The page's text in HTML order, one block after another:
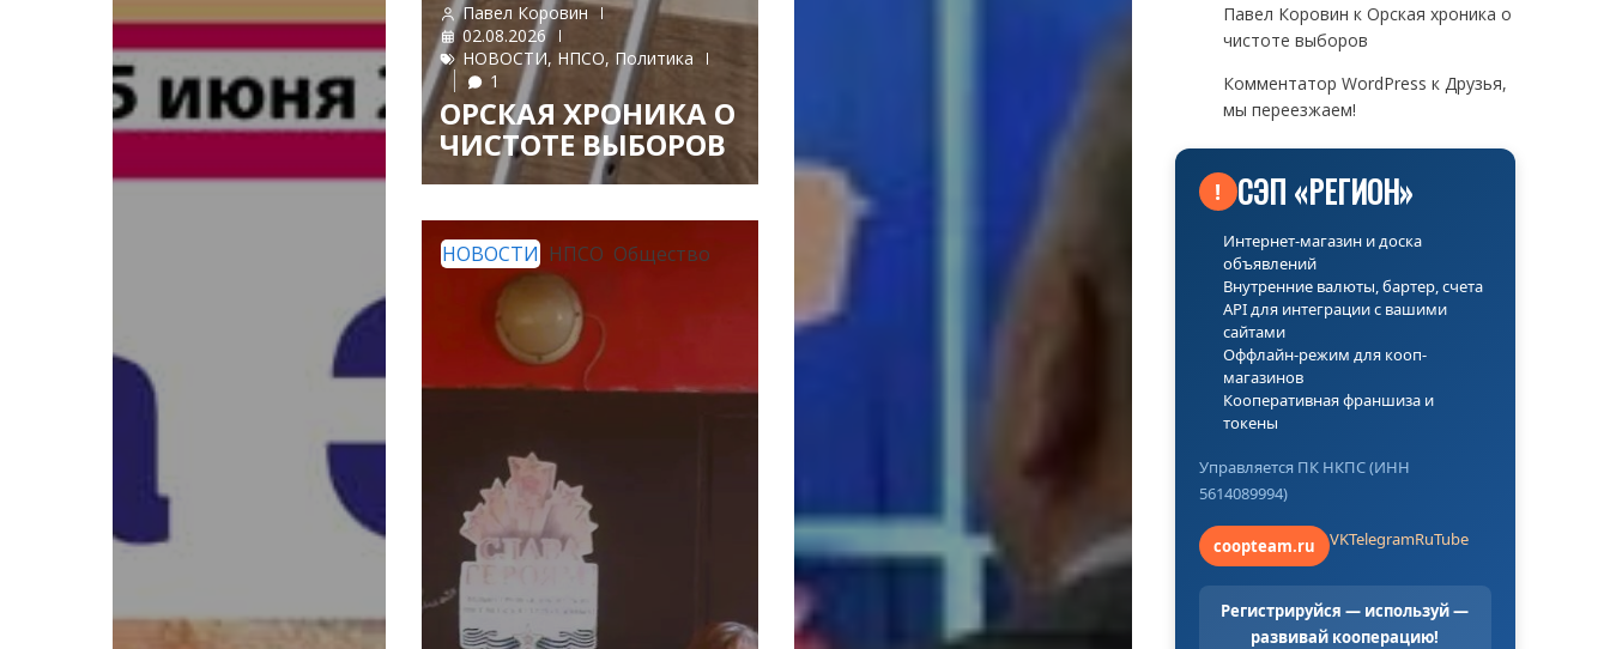
Павел Коровин
02.08.2026
НОВОСТИ, НПСО, Политика
1
ОРСКАЯ ХРОНИКА О
ЧИСТОТЕ ВЫБОРОВ
НОВОСТИ НПСО Общество
Павел Коровин к Орская хроника о
чистоте выборов
Комментатор WordPress к Друзья,
мы переезжаем!
! СЭП «РЕГИОН»
Интернет-магазин и доска
объявлений
Внутренние валюты, бартер, счета
API для интеграции с вашими
сайтами
Оффлайн-режим для кооп-
магазинов
Кооперативная франшиза и
токены
Управляется ПК НКПС (ИНН
5614089994)
coopteam.ru VKTelegramRuTube
Регистрируйся — используй —
развивай кооперацию!